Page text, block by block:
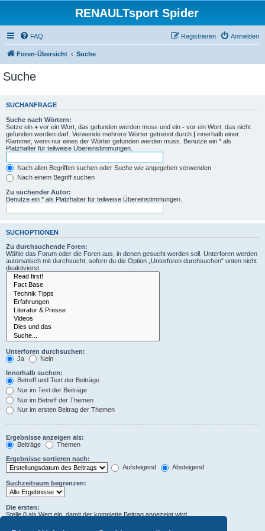
RENAULTsport Spider
FAQ Anmelden
Registrieren
Foren-Übersicht Suche
Suche
SUCHANFRAGE
Suche nach Wörtern:
Setze ein + vor ein Wort, das gefunden werden muss und ein - vor ein Wort, das nicht
gefunden werden darf. Verwende mehrere Wörter getrennt durch | innerhalb einer
Klammer, wenn nur eines der Wörter gefunden werden muss. Benutze ein * als
Platzhalter für teilweise Übereinstimmungen.
Nach allen Begriffen suchen oder Suche wie angegeben verwenden
Nach einem Begriff suchen
Zu suchender Autor:
Benutze ein * als Platzhalter für teilweise Übereinstimmungen.
SUCHOPTIONEN
Zu durchsuchende Foren:
Wähle das Forum oder die Foren aus, in denen gesucht werden soll. Unterforen werden
automatisch mit durchsucht, sofern du die Option „Unterforen durchsuchen“ unten nicht
deaktivierst.
Unterforen durchsuchen:
Ja
Nein
Innerhalb suchen:
Betreff und Text der Beiträge
Nur im Text der Beiträge
Nur im Betreff der Themen
Nur im ersten Beitrag der Themen
Ergebnisse anzeigen als:
Beiträge
Themen
Ergebnisse sortieren nach:
Aufsteigend
Absteigend
Suchzeitraum begrenzen:
Die ersten:
Stelle 0 als Wert ein, damit der komplette Beitrag angezeigt wird.